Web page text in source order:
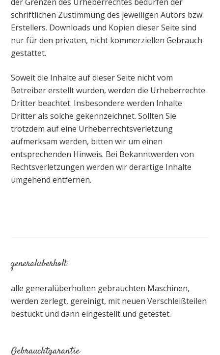
schriftlichen Zustimmung des jeweiligen Autors bzw.
Erstellers. Downloads und Kopien dieser Seite sind
nur für den privaten, nicht kommerziellen Gebrauch
gestattet.
Soweit die Inhalte auf dieser Seite nicht vom
Betreiber erstellt wurden, werden die Urheberrechte
Dritter beachtet. Insbesondere werden Inhalte
Dritter als solche gekennzeichnet. Sollten Sie
trotzdem auf eine Urheberrechtsverletzung
aufmerksam werden, bitten wir um einen
entsprechenden Hinweis. Bei Bekanntwerden von
Rechtsverletzungen werden wir derartige Inhalte
umgehend entfernen.
generalüberholt
alle generalüberholten gebrauchten Maschinen,
werden zerlegt, gereinigt, mit neuen Verschleißteilen
bestückt und dann eingestellt und getestet.
Gebrauchtgarantie